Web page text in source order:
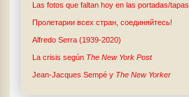
Las fotos que faltan hoy en las portadas/tapas
Пролетарии всех стран, соединяйтесь!
Alfredo Serra (1939-2020)
La crisis según The New York Post
Jean-Jacques Sempé y The New Yorker